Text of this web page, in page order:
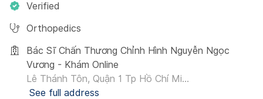
Verified
Orthopedics
Bác Sĩ Chấn Thương Chỉnh Hình Nguyễn Ngọc
Vương - Khám Online
Lê Thánh Tôn, Quận 1 Tp Hồ Chí Mi...
See full address